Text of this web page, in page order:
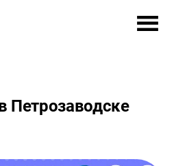
Петрозаводске